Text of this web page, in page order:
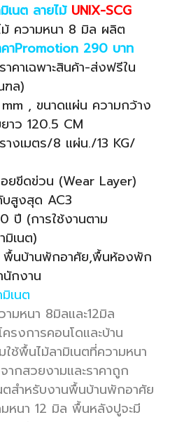
เนต ลายไม้ UNIX-SCG
ความหนา 8 มิล ผลิต
คาPromotion 290 บาท
าคาเฉพาะสินค้า-ส่งฟรีใน
ล)
, ขนาดแผ่น ความกว้าง
าว 120.5 CM
งเมตร/8 แผ่น./13 KG/
ยขีดข่วน (Wear Layer)
บสูงสุด AC3
ปี (การใช้งานตาม
มิเนต)
พื้นบ้านพักอาศัย,พื้นห้องพัก
นักงาน
เนต
มหนา 8มิลและ12มิล
รงการคอนโดและบ้าน
ช้พื้นไม้ลามิเนตที่ความหนา
ากสวยงามและราคาถูก
ตสำหรับงานพื้นบ้านพักอาศัย
มหนา 12 มิล พื้นหลังปูจะมี